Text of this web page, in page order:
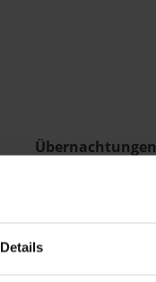
Details
Übernachtungen